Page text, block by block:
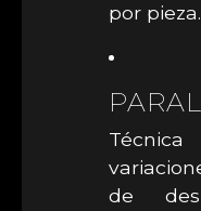
por pieza.
de